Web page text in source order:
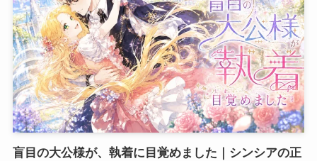
盲目の大公様が、執着に目覚めました｜シンシアの正